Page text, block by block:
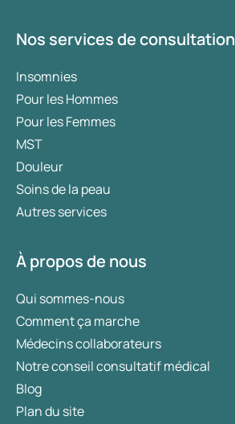
Nos services de consultation
Insomnies
Pour les Hommes
Pour les Femmes
MST
Douleur
Soins de la peau
Autres services
À propos de nous
Qui sommes-nous
Comment ça marche
Médecins collaborateurs
Notre conseil consultatif médical
Blog
Plan du site